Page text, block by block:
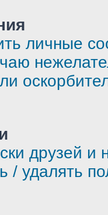
личные
друзей и
/ удалять